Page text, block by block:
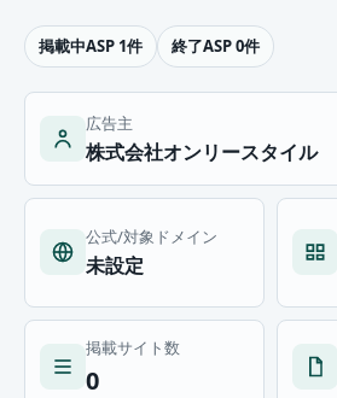
掲載中ASP 1件 終了ASP 0件
広告主
株式会社オンリースタイル
公式/対象ドメイン
未設定
掲載サイト数
0